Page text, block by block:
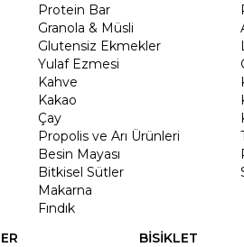
Protein Bar
Granola & Müsli
Glutensiz Ekmekler
Yulaf Ezmesi
Kahve
Kakao
Çay
Propolis ve Arı Ürünleri
Besin Mayası
Bitkisel Sütler
Makarna
Fındık
BİSİKLET